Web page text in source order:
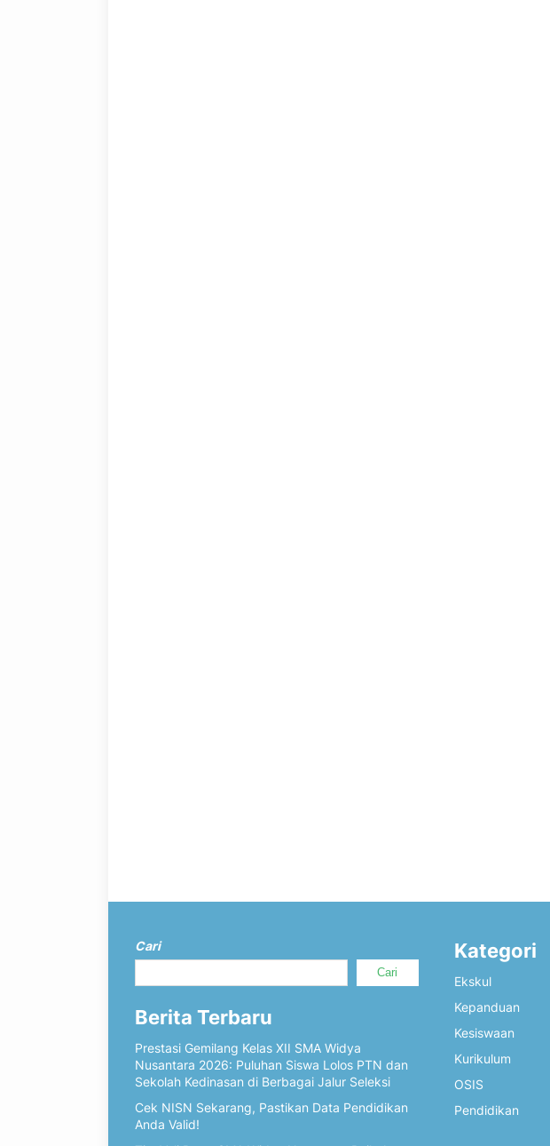
Cari
Cari
Berita Terbaru
Prestasi Gemilang Kelas XII SMA Widya
Nusantara 2026: Puluhan Siswa Lolos PTN dan
Sekolah Kedinasan di Berbagai Jalur Seleksi
Cek NISN Sekarang, Pastikan Data Pendidikan
Anda Valid!
Kategori
Ekskul
Kepanduan
Kesiswaan
Kurikulum
OSIS
Pendidikan